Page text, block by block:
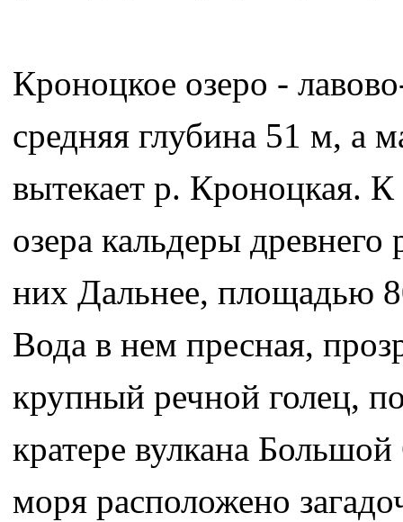
Кроноцкое озеро -
средняя глубина 51 м, а
вытекает р. Кроноцкая.
озера кальдеры
них Дальнее, площадью
Вода в нем пресная,
крупный речной голец,
кратере вулкана
моря расположено